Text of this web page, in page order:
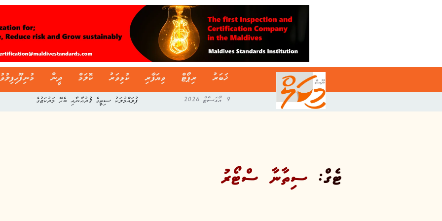
ޚަބަރު ރިޕޯޓް ވިޔަފާރި ކުޅިވަރު ކޮލަމް ދީން
9 އޯގަސްޓް 2026 ފުވައްމުލަކު ސިޓީގެ ޤުރުއާނާއި ބެހޭ މަރުކަޒުގެ
ޓެގް: ސިތާނާ ސްޓޯރު